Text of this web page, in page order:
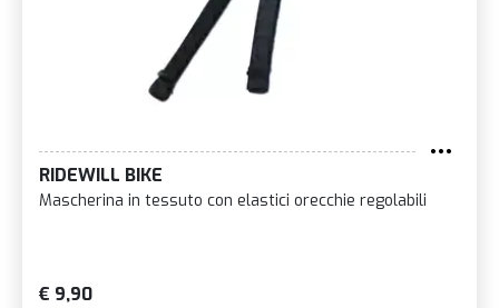
RIDEWILL BIKE
Mascherina in tessuto con elastici orecchie regolabili
€ 9,90